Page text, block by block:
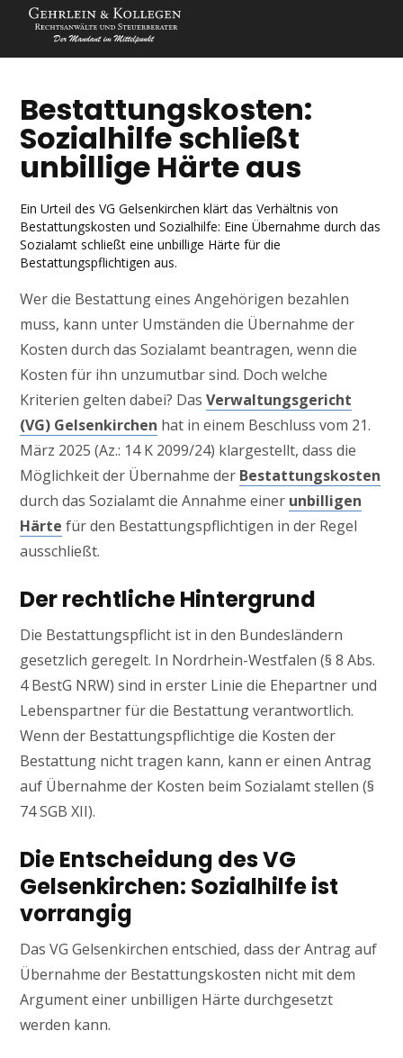
Bestattungskosten:
Sozialhilfe schließt
unbillige Härte aus
Ein Urteil des VG Gelsenkirchen klärt das Verhältnis von
Bestattungskosten und Sozialhilfe: Eine Übernahme durch das
Sozialamt schließt eine unbillige Härte für die
Bestattungspflichtigen aus.
Wer die Bestattung eines Angehörigen bezahlen
muss, kann unter Umständen die Übernahme der
Kosten durch das Sozialamt beantragen, wenn die
Kosten für ihn unzumutbar sind. Doch welche
Kriterien gelten dabei? DasVerwaltungsgericht
(VG) Gelsenkirchen hat in einem Beschluss vom 21.
März 2025 (Az.: 14 K 2099/24) klargestellt, dass die
Möglichkeit der Übernahme der Bestattungskosten
durch das Sozialamt die Annahme einer unbilligen
Härte für den Bestattungspflichtigen in der Regel
ausschließt.
Der rechtliche Hintergrund
Die Bestattungspflicht ist in den Bundesländern
gesetzlich geregelt. In Nordrhein-Westfalen (§ 8 Abs.
4 BestG NRW) sind in erster Linie die Ehepartner und
Lebenspartner für die Bestattung verantwortlich.
Wenn der Bestattungspflichtige die Kosten der
Bestattung nicht tragen kann, kann er einen Antrag
auf Übernahme der Kosten beim Sozialamt stellen (§
74 SGB XII).
Die Entscheidung des VG
Gelsenkirchen: Sozialhilfe ist
vorrangig
Das VG Gelsenkirchen entschied, dass der Antrag auf
Übernahme der Bestattungskosten nicht mit dem
Argument einer unbilligen Härte durchgesetzt
werden kann.